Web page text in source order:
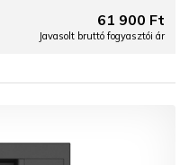
61 900 Ft
Javasolt bruttó fogyasztói ár